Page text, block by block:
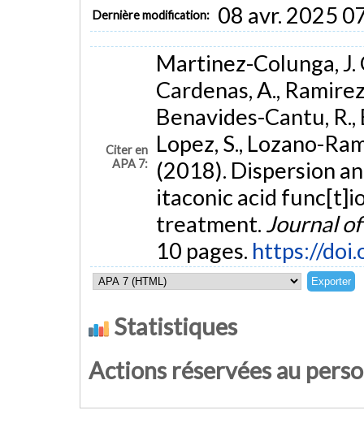
Dernière modification: 08 avr. 2025
Citer en
APA 7:
Martinez-Colunga, J.
Cardenas, A.,
Benavides-Cantu,
Lopez, S., Lozano-
(2018). Dispersion
itaconic acid
treatment. Journal
10 pages. https://
Statistiques
Actions réservées au